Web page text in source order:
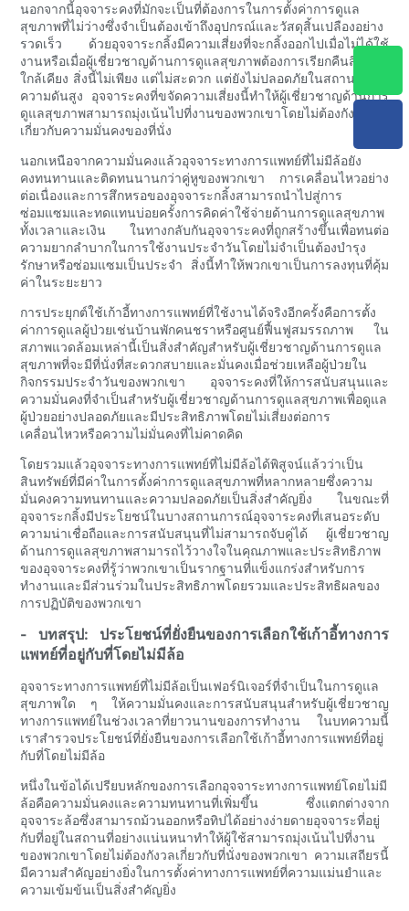
นอกจากนี้อุจจาระคงที่มักจะเป็นที่ต้องการในการตั้งค่าการดูแล
สุขภาพที่ไม่ว่างซึ่งจำเป็นต้องเข้าถึงอุปกรณ์และวัสดุสิ้นเปลืองอย่าง
รวดเร็ว ด้วยอุจจาระกลิ้งมีความเสี่ยงที่จะกลิ้งออกไปเมื่อไม่ได้ใช้
งานหรือเมื่อผู้เชี่ยวชาญด้านการดูแลสุขภาพต้องการเรียกคืนสิ่งที่อยู่
ใกล้เคียง สิ่งนี้ไม่เพียง แต่ไม่สะดวก แต่ยังไม่ปลอดภัยในสถานการณ์
ความดันสูง อุจจาระคงที่ขจัดความเสี่ยงนี้ทำให้ผู้เชี่ยวชาญด้านการ
ดูแลสุขภาพสามารถมุ่งเน้นไปที่งานของพวกเขาโดยไม่ต้องกังวล
เกี่ยวกับความมั่นคงของที่นั่ง
นอกเหนือจากความมั่นคงแล้วอุจจาระทางการแพทย์ที่ไม่มีล้อยัง
คงทนทานและติดทนนานกว่าคู่หูของพวกเขา การเคลื่อนไหวอย่าง
ต่อเนื่องและการสึกหรอของอุจจาระกลิ้งสามารถนำไปสู่การ
ซ่อมแซมและทดแทนบ่อยครั้งการคิดค่าใช้จ่ายด้านการดูแลสุขภาพ
ทั้งเวลาและเงิน ในทางกลับกันอุจจาระคงที่ถูกสร้างขึ้นเพื่อทนต่อ
ความยากลำบากในการใช้งานประจำวันโดยไม่จำเป็นต้องบำรุง
รักษาหรือซ่อมแซมเป็นประจำ สิ่งนี้ทำให้พวกเขาเป็นการลงทุนที่คุ้ม
ค่าในระยะยาว
การประยุกต์ใช้เก้าอี้ทางการแพทย์ที่ใช้งานได้จริงอีกครั้งคือการตั้ง
ค่าการดูแลผู้ป่วยเช่นบ้านพักคนชราหรือศูนย์ฟื้นฟูสมรรถภาพ ใน
สภาพแวดล้อมเหล่านี้เป็นสิ่งสำคัญสำหรับผู้เชี่ยวชาญด้านการดูแล
สุขภาพที่จะมีที่นั่งที่สะดวกสบายและมั่นคงเมื่อช่วยเหลือผู้ป่วยใน
กิจกรรมประจำวันของพวกเขา อุจจาระคงที่ให้การสนับสนุนและ
ความมั่นคงที่จำเป็นสำหรับผู้เชี่ยวชาญด้านการดูแลสุขภาพเพื่อดูแล
ผู้ป่วยอย่างปลอดภัยและมีประสิทธิภาพโดยไม่เสี่ยงต่อการ
เคลื่อนไหวหรือความไม่มั่นคงที่ไม่คาดคิด
โดยรวมแล้วอุจจาระทางการแพทย์ที่ไม่มีล้อได้พิสูจน์แล้วว่าเป็น
สินทรัพย์ที่มีค่าในการตั้งค่าการดูแลสุขภาพที่หลากหลายซึ่งความ
มั่นคงความทนทานและความปลอดภัยเป็นสิ่งสำคัญยิ่ง ในขณะที่
อุจจาระกลิ้งมีประโยชน์ในบางสถานการณ์อุจจาระคงที่เสนอระดับ
ความน่าเชื่อถือและการสนับสนุนที่ไม่สามารถจับคู่ได้ ผู้เชี่ยวชาญ
ด้านการดูแลสุขภาพสามารถไว้วางใจในคุณภาพและประสิทธิภาพ
ของอุจจาระคงที่รู้ว่าพวกเขาเป็นรากฐานที่แข็งแกร่งสำหรับการ
ทำงานและมีส่วนร่วมในประสิทธิภาพโดยรวมและประสิทธิผลของ
การปฏิบัติของพวกเขา
- บทสรุป: ประโยชน์ที่ยั่งยืนของการเลือกใช้เก้าอี้ทางการ
แพทย์ที่อยู่กับที่โดยไม่มีล้อ
อุจจาระทางการแพทย์ที่ไม่มีล้อเป็นเฟอร์นิเจอร์ที่จำเป็นในการดูแล
สุขภาพใด ๆ ให้ความมั่นคงและการสนับสนุนสำหรับผู้เชี่ยวชาญ
ทางการแพทย์ในช่วงเวลาที่ยาวนานของการทำงาน ในบทความนี้
เราสำรวจประโยชน์ที่ยั่งยืนของการเลือกใช้เก้าอี้ทางการแพทย์ที่อยู่
กับที่โดยไม่มีล้อ
หนึ่งในข้อได้เปรียบหลักของการเลือกอุจจาระทางการแพทย์โดยไม่มี
ล้อคือความมั่นคงและความทนทานที่เพิ่มขึ้น ซึ่งแตกต่างจาก
อุจจาระล้อซึ่งสามารถม้วนออกหรือทิปได้อย่างง่ายดายอุจจาระที่อยู่
กับที่อยู่ในสถานที่อย่างแน่นหนาทำให้ผู้ใช้สามารถมุ่งเน้นไปที่งาน
ของพวกเขาโดยไม่ต้องกังวลเกี่ยวกับที่นั่งของพวกเขา ความเสถียรนี้
มีความสำคัญอย่างยิ่งในการตั้งค่าทางการแพทย์ที่ความแม่นยำและ
ความเข้มข้นเป็นสิ่งสำคัญยิ่ง